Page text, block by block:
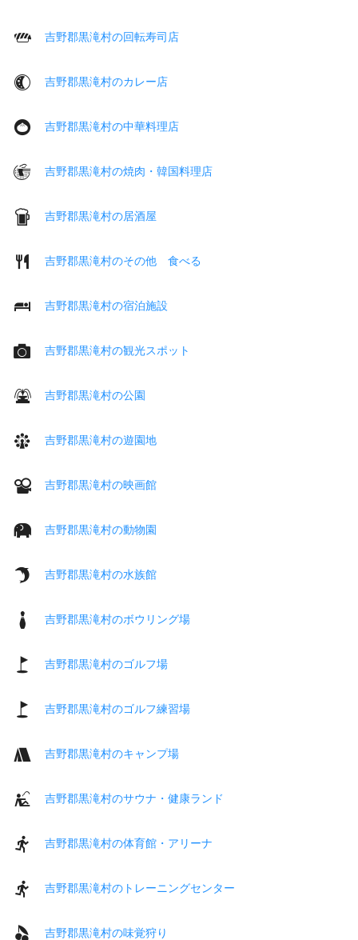
吉野郡黒滝村の回転寿司店
吉野郡黒滝村のカレー店
吉野郡黒滝村の中華料理店
吉野郡黒滝村の焼肉・韓国料理店
吉野郡黒滝村の居酒屋
吉野郡黒滝村のその他 食べる
吉野郡黒滝村の宿泊施設
吉野郡黒滝村の観光スポット
吉野郡黒滝村の公園
吉野郡黒滝村の遊園地
吉野郡黒滝村の映画館
吉野郡黒滝村の動物園
吉野郡黒滝村の水族館
吉野郡黒滝村のボウリング場
吉野郡黒滝村のゴルフ場
吉野郡黒滝村のゴルフ練習場
吉野郡黒滝村のキャンプ場
吉野郡黒滝村のサウナ・健康ランド
吉野郡黒滝村の体育館・アリーナ
吉野郡黒滝村のトレーニングセンター
吉野郡黒滝村の味覚狩り